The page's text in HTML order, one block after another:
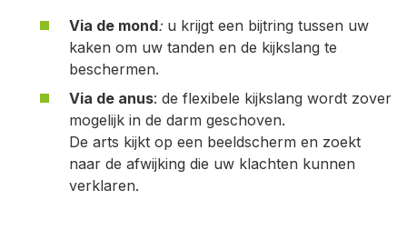
Via de mond:u krijgt een bijtring tussen uw
kaken om uw tanden en de kijkslang te
beschermen.
Via de anus: de flexibele kijkslang wordt zover
mogelijk in de darm geschoven.
De arts kijkt op een beeldscherm en zoekt
naar de afwijking die uw klachten kunnen
verklaren.